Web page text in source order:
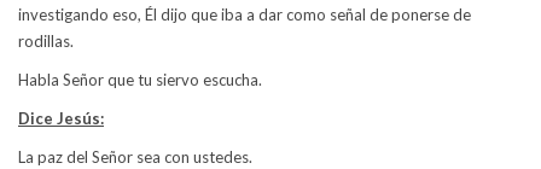
investigando eso, Él dijo que iba a dar como señal de ponerse de
rodillas.
Habla Señor que tu siervo escucha.
Dice Jesús:
La paz del Señor sea con ustedes.